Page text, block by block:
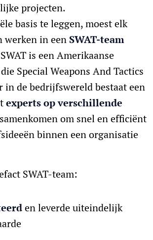
projecten.
basis te leggen, moest elk
werken in eenSWAT-team
is een Amerikaanse
Special Weapons And Tactics
in de bedrijfswereld bestaat een
experts op verschillende
om snel en efficiënt
binnen een organisatie
SWAT-team:
en leverde uiteindelijk